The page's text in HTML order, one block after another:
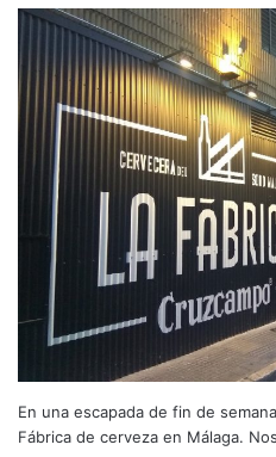
En una escapada de fin de
Fábrica de cerveza en Málaga.